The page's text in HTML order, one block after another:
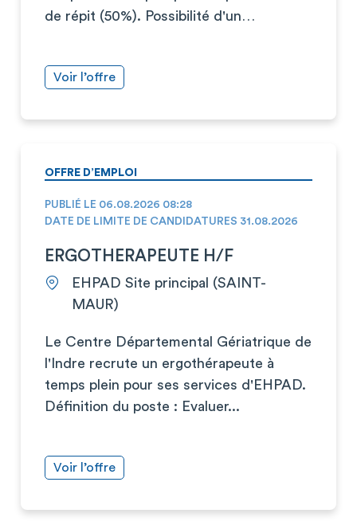
de répit (50%). Possibilité d'un…
Voir l’offre
OFFRE D’EMPLOI
PUBLIÉ LE 06.08.2026 08:28
DATE DE LIMITE DE CANDIDATURES 31.08.2026
ERGOTHERAPEUTE H/F
EHPAD Site principal (SAINT-
MAUR)
Le Centre Départemental Gériatrique de
l'Indre recrute un ergothérapeute à
temps plein pour ses services d'EHPAD.
Définition du poste : Evaluer...
Voir l’offre